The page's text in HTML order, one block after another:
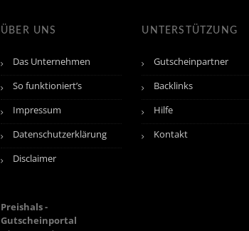
ÜBER UNS
Das Unternehmen
So funktioniert’s
Impressum
Datenschutzerklärung
Disclaimer
Preishals -
Gutscheinportal
UNTERSTÜTZUNG
Gutscheinpartner
Backlinks
Hilfe
Kontakt